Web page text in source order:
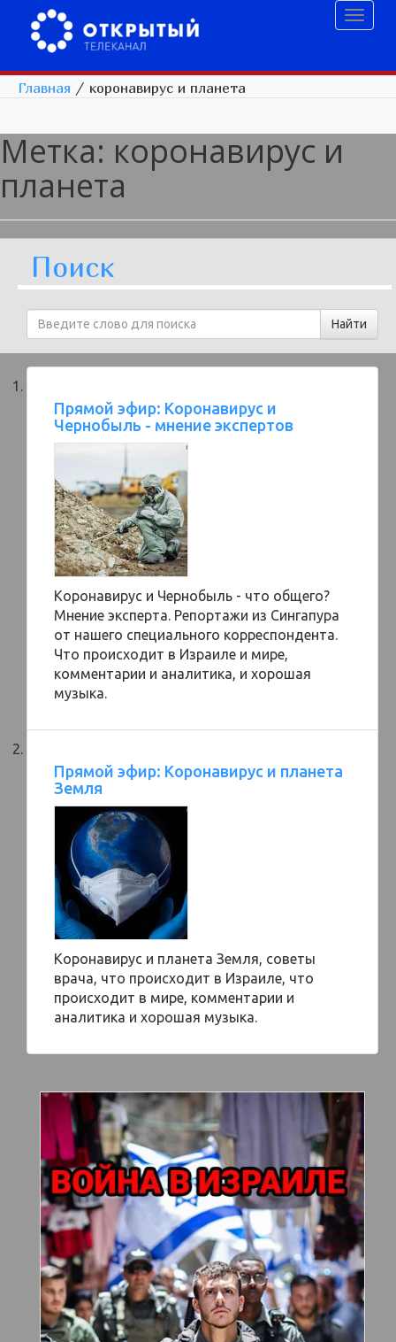
Главная / коронавирус и планета
Метка: коронавирус и
планета
Поиск
Прямой эфир: Коронавирус и
Чернобыль - мнение экспертов
Коронавирус и Чернобыль - что общего?
Мнение эксперта. Репортажи из Сингапура
от нашего специального корреспондента.
Что происходит в Израиле и мире,
комментарии и аналитика, и хорошая
музыка.
Прямой эфир: Коронавирус и планета
Земля
Коронавирус и планета Земля, советы
врача, что происходит в Израиле, что
происходит в мире, комментарии и
аналитика и хорошая музыка.